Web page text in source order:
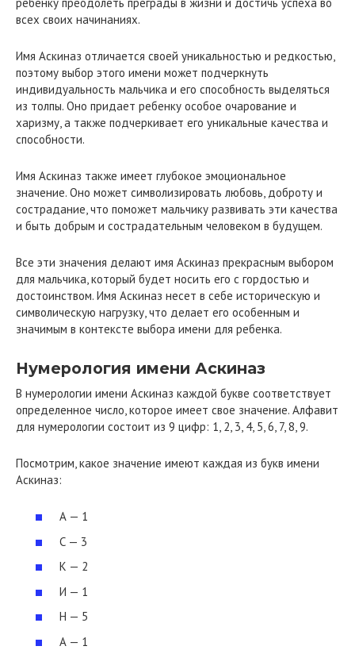
всех своих начинаниях.
Имя Аскиназ отличается своей уникальностью и редкостью,
поэтому выбор этого имени может подчеркнуть
индивидуальность мальчика и его способность выделяться
из толпы. Оно придает ребенку особое очарование и
харизму, а также подчеркивает его уникальные качества и
способности.
Имя Аскиназ также имеет глубокое эмоциональное
значение. Оно может символизировать любовь, доброту и
сострадание, что поможет мальчику развивать эти качества
и быть добрым и сострадательным человеком в будущем.
Все эти значения делают имя Аскиназ прекрасным выбором
для мальчика, который будет носить его с гордостью и
достоинством. Имя Аскиназ несет в себе историческую и
символическую нагрузку, что делает его особенным и
значимым в контексте выбора имени для ребенка.
Нумерология имени Аскиназ
В нумерологии имени Аскиназ каждой букве соответствует
определенное число, которое имеет свое значение. Алфавит
для нумерологии состоит из 9 цифр: 1, 2, 3, 4, 5, 6, 7, 8, 9.
Посмотрим, какое значение имеют каждая из букв имени
Аскиназ:
А — 1
С — 3
К — 2
И — 1
Н — 5
А — 1